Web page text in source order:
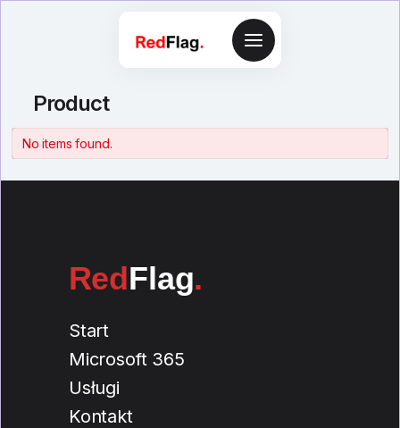
Product
No items found.
RedFlag.
Start
Microsoft 365
Usługi
Kontakt